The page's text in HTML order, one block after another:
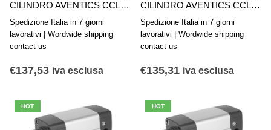
CILINDRO AVENTICS CCL-IS R480671121
Spedizione Italia in 7 giorni
lavorativi | Wordwide shipping
contact us
€137,53 iva esclusa
CILINDRO AVENTICS CCL-IS R480671120
Spedizione Italia in 7 giorni
lavorativi | Wordwide shipping
contact us
€135,31 iva esclusa
HOT HOT